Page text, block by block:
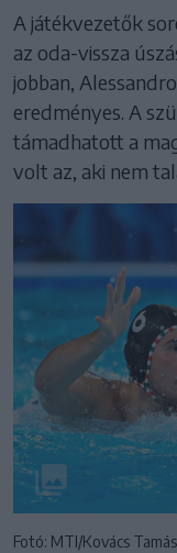
A játékvezetők
az oda-vissza
jobban,
eredményes. A
támadhatott a
volt az, aki nem
Fotó: MTI/Kovács Tamás